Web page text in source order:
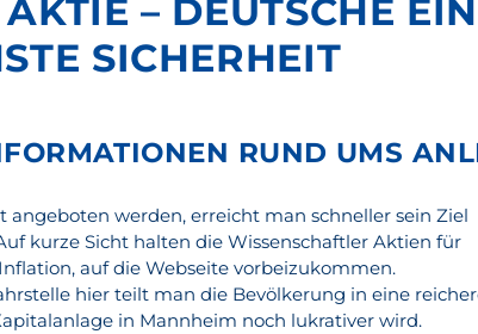
– DEUTSCHE
SICHERHEIT
RUND UMS
werden, erreicht man schneller sein Ziel
kurze Sicht halten die Wissenschaftler Aktien für
auf die Webseite vorbeizukommen.
hier teilt man die Bevölkerung in eine
in Mannheim noch lukrativer wird.